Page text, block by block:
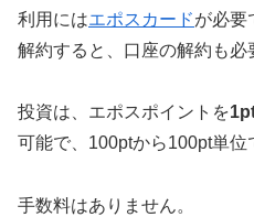
利用にはエポスカードが必要
解約すると、口座の解約も必
投資は、エポスポイントを
可能で、100ptから100pt単位
手数料はありません。